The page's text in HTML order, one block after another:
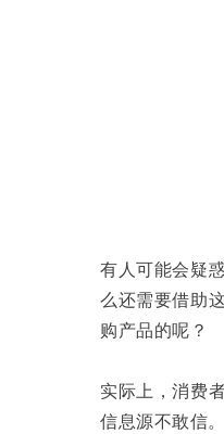
有人可能会疑
么还需要借助
购产品的呢？
实际上，消费
信息源不敢信。